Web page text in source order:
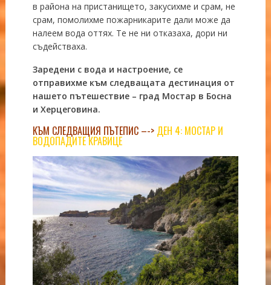
в района на пристанището, закусихме и срам, не
срам, помолихме пожарникарите дали може да
налеем вода оттях. Те не ни отказаха, дори ни
съдействаха.
Заредени с вода и настроение, се
отправихме към следващата дестинация от
нашето пътешествие – град Мостар в Босна
и Херцеговина.
КЪМ СЛЕДВАЩИЯ ПЪТЕПИС –-> ДЕН 4: МОСТАР И
ВОДОПАДИТЕ КРАВИЦЕ